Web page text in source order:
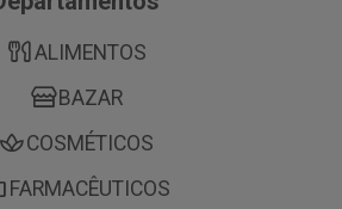
ALIMENTOS
BAZAR
COSMÉTICOS
FARMACÊUTICOS